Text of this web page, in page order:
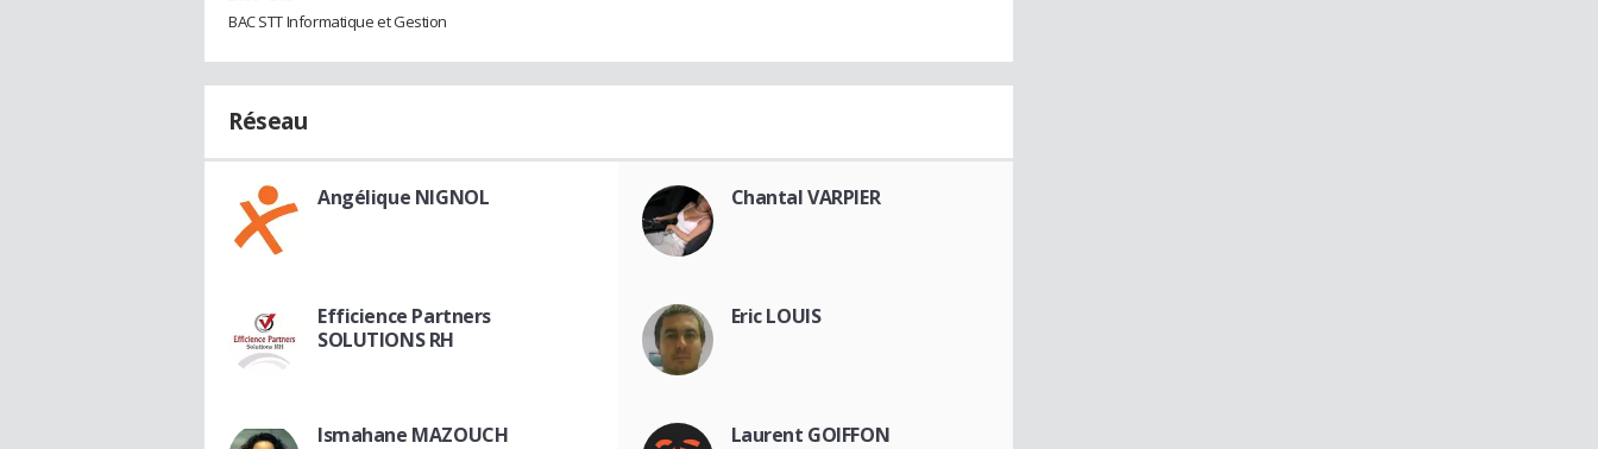
BAC STT Informatique et Gestion
Réseau
Angélique NIGNOL Chantal VARPIER
Efficience Partners
SOLUTIONS RH
Eric LOUIS
Ismahane MAZOUCH Laurent GOIFFON